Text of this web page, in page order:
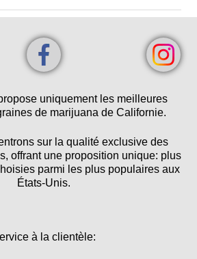
uniquement les meilleures
de marijuana de Californie.
sur la qualité exclusive des
offrant une proposition unique: plus
parmi les plus populaires aux
États-Unis.
à la clientèle: